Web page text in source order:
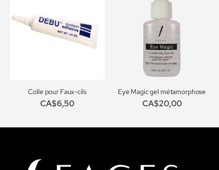
Colle pour Faux-cils
CA$6,50
Eye Magic gel métamorphose
CA$20,00